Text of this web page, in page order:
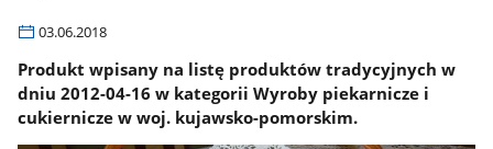
03.06.2018
Produkt wpisany na listę produktów tradycyjnych w
dniu 2012-04-16 w kategorii Wyroby piekarnicze i
cukiernicze w woj. kujawsko-pomorskim.